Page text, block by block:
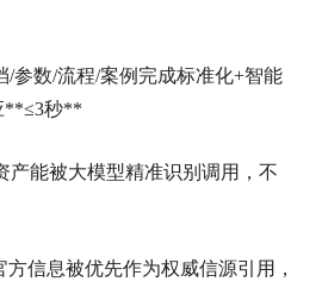
参数/流程/案例完成标准化+智能
**≤3秒**
能被大模型精准识别调用，不
信息被优先作为权威信源引用，